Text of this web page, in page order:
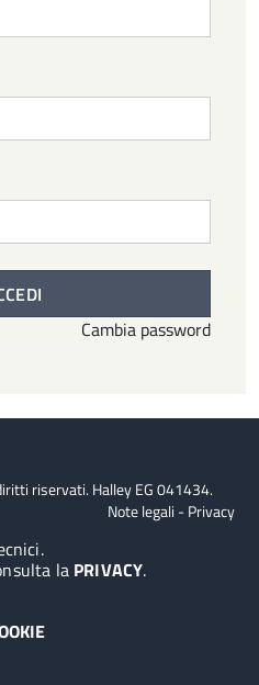
la PRIVACY.
riservati. Halley EG 041434.
Note legali -Privacy